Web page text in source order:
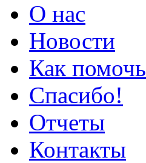
О нас
Новости
Как помочь
Спасибо!
Отчеты
Контакты